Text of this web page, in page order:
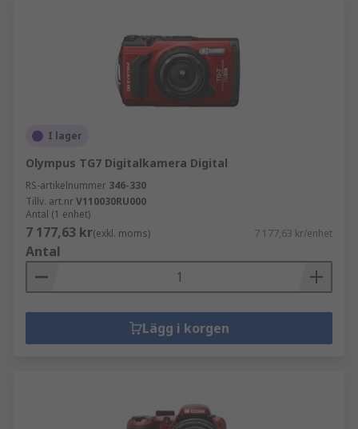
I lager
Olympus TG7 Digitalkamera Digital
RS-artikelnummer 346-330
Tillv. art.nrV110030RU000
Antal (1 enhet)
7 177,63 kr(exkl. moms) 7 177,63 kr/enhet
Antal
Lägg i korgen